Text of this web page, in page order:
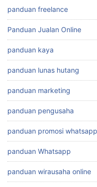
panduan freelance
Panduan Jualan Online
panduan kaya
panduan lunas hutang
panduan marketing
panduan pengusaha
panduan promosi whatsapp
panduan Whatsapp
panduan wirausaha online